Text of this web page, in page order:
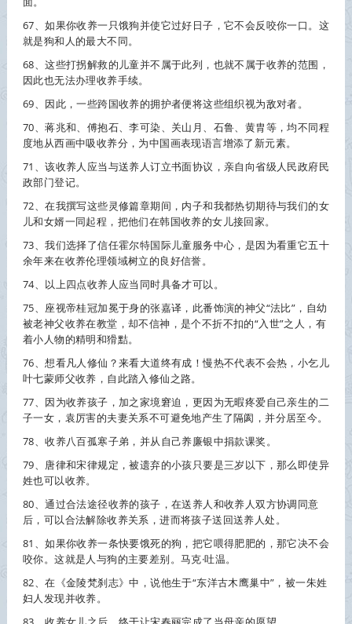
67、如果你收养一只饿狗并使它过好日子，它不会反咬你一口。这
就是狗和人的最大不同。
68、这些打拐解救的儿童并不属于此列，也就不属于收养的范围，
因此也无法办理收养手续。
69、因此，一些跨国收养的拥护者便将这些组织视为敌对者。
70、蒋兆和、傅抱石、李可染、关山月、石鲁、黄胄等，均不同程
度地从西画中吸收养分，为中国画表现语言增添了新元素。
71、该收养人应当与送养人订立书面协议，亲自向省级人民政府民
政部门登记。
72、在我撰写这些灵修篇章期间，内子和我都热切期待与我们的女
儿和女婿一同起程，把他们在韩国收养的女儿接回家。
73、我们选择了信任霍尔特国际儿童服务中心，是因为看重它五十
余年来在收养伦理领域树立的良好信誉。
74、以上四点收养人应当同时具备才可以。
75、座视帝桂冠加冕于身的张嘉译，此番饰演的神父“法比”，自幼
被老神父收养在教堂，却不信神，是个不折不扣的“入世”之人，有
着小人物的精明和猾黠。
76、想看凡人修仙？来看大道终有成！慢热不代表不会热，小乞儿
叶七蒙师父收养 ，自此踏入修仙之路。
77、因为收养孩子，加之家境窘迫，更因为无暇疼爱自己亲生的二
子一女，袁厉害的夫妻关系不可避免地产生了隔阂，并分居至今。
78、收养八百孤寒子弟，并从自己养廉银中捐款课奖。
79、唐律和宋律规定，被遗弃的小孩只要是三岁以下，那么即使异
姓也可以收养。
80、通过合法途径收养的孩子，在送养人和收养人双方协调同意
后，可以合法解除收养关系，进而将孩子送回送养人处。
81、如果你收养一条快要饿死的狗，把它喂得肥肥的，那它决不会
咬你。这就是人与狗的主要差别。马克·吐温。
82、在《金陵梵刹志》中，说他生于“东洋古木鹰巢中”，被一朱姓
妇人发现并收养。